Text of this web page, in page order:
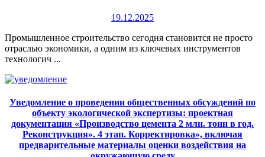
19.12.2025
Промышленное строительство сегодня становится не просто
отраслью экономики, а одним из ключевых инструментов
технологич ...
Уведомление о проведении общественных обсуждений по
объекту экологической экспертизы: проектная
документация «Производство цемента 2 млн. тонн в год.
Реконструкция». 4 этап. Корректировка», включая
предварительные материалы оценки воздействия на